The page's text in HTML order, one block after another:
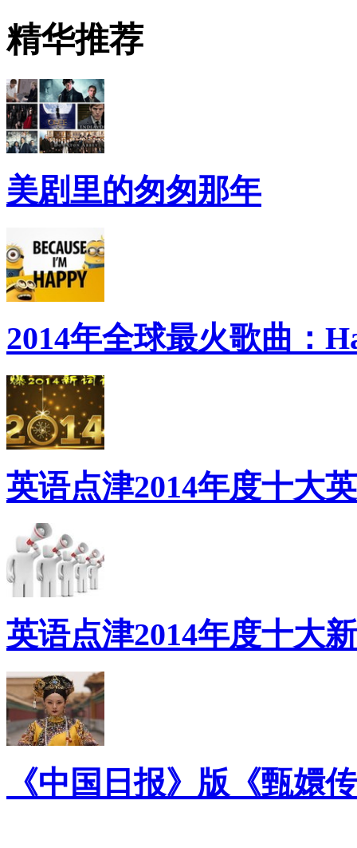
精华推荐
美剧里的匆匆那年
2014年全球最火歌曲：
英语点津2014年度十大
英语点津2014年度十大
《中国日报》版《甄嬛